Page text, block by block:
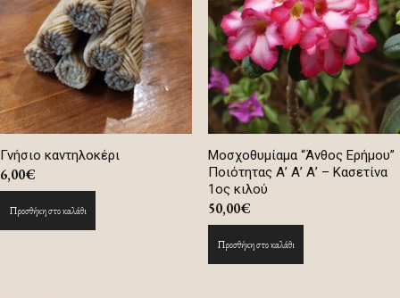
Γνήσιο καντηλοκέρι
6,00€
Προσθήκη στο καλάθι
Μοσχοθυμίαμα “Άνθος Ερήμου”
Ποιότητας Α’ Α’ Α’ – Κασετίνα
1ος κιλού
50,00€
Προσθήκη στο καλάθι